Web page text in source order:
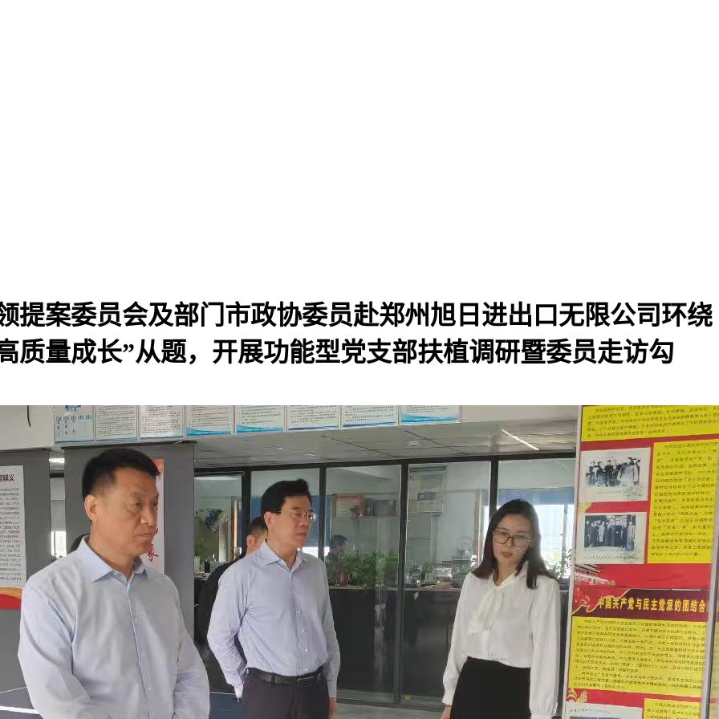
委员会及部门市政协委员赴郑州旭日进出口无限公司环绕
质量成长”从题，开展功能型党支部扶植调研暨委员走访勾